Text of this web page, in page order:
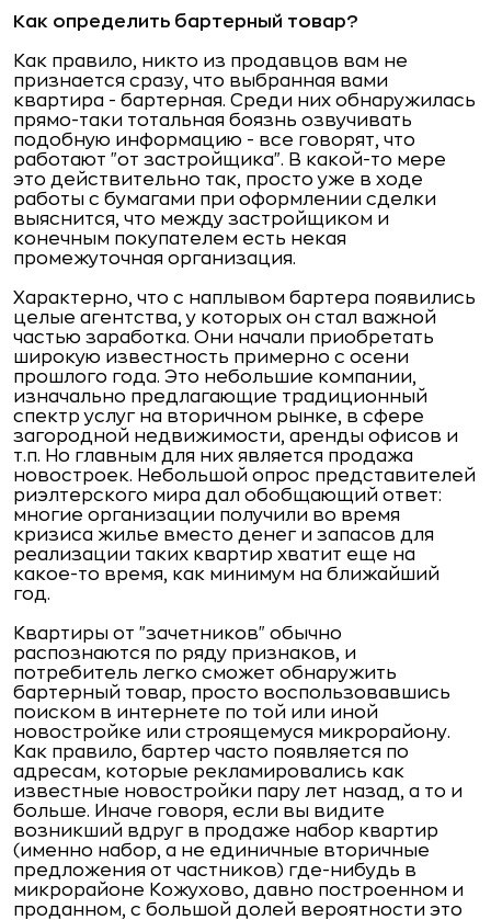
Как определить бартерный товар?
Как правило, никто из продавцов вам не
признается сразу, что выбранная вами
квартира - бартерная. Среди них обнаружилась
прямо-таки тотальная боязнь озвучивать
подобную информацию - все говорят, что
работают "от застройщика". В какой-то мере
это действительно так, просто уже в ходе
работы с бумагами при оформлении сделки
выяснится, что между застройщиком и
конечным покупателем есть некая
промежуточная организация.
Характерно, что с наплывом бартера появились
целые агентства, у которых он стал важной
частью заработка. Они начали приобретать
широкую известность примерно с осени
прошлого года. Это небольшие компании,
изначально предлагающие традиционный
спектр услуг на вторичном рынке, в сфере
загородной недвижимости, аренды офисов и
т.п. Но главным для них является продажа
новостроек. Небольшой опрос представителей
риэлтерского мира дал обобщающий ответ:
многие организации получили во время
кризиса жилье вместо денег и запасов для
реализации таких квартир хватит еще на
какое-то время, как минимум на ближайший
год.
Квартиры от "зачетников" обычно
распознаются по ряду признаков, и
потребитель легко сможет обнаружить
бартерный товар, просто воспользовавшись
поиском в интернете по той или иной
новостройке или строящемуся микрорайону.
Как правило, бартер часто появляется по
адресам, которые рекламировались как
известные новостройки пару лет назад, а то и
больше. Иначе говоря, если вы видите
возникший вдруг в продаже набор квартир
(именно набор, а не единичные вторичные
предложения от частников) где-нибудь в
микрорайоне Кожухово, давно построенном и
проданном, с большой долей вероятности это